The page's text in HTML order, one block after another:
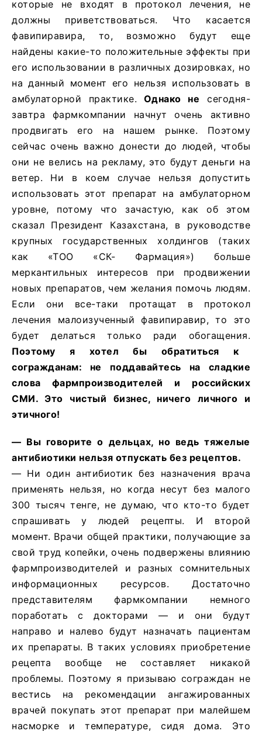
которые не входят в протокол лечения, не
должны приветствоваться. Что касается
фавипиравира, то, возможно будут еще
найдены какие-то положительные эффекты при
его использовании в различных дозировках, но
на данный момент его нельзя использовать в
амбулаторной практике. Однако не сегодня-
завтра фармкомпании начнут очень активно
продвигать его на нашем рынке. Поэтому
сейчас очень важно донести до людей, чтобы
они не велись на рекламу, это будут деньги на
ветер. Ни в коем случае нельзя допустить
использовать этот препарат на амбулаторном
уровне, потому что зачастую, как об этом
сказал Президент Казахстана, в руководстве
крупных государственных холдингов (таких
как «ТОО «СК- Фармация») больше
меркантильных интересов при продвижении
новых препаратов, чем желания помочь людям.
Если они все-таки протащат в протокол
лечения малоизученный фавипиравир, то это
будет делаться только ради обогащения.
Поэтому я хотел бы обратиться к
согражданам: не поддавайтесь на сладкие
слова фармпроизводителей и российских
СМИ. Это чистый бизнес, ничего личного и
этичного!
— Вы говорите о дельцах, но ведь тяжелые
антибиотики нельзя отпускать без рецептов.
— Ни один антибиотик без назначения врача
применять нельзя, но когда несут без малого
300 тысяч тенге, не думаю, что кто-то будет
спрашивать у людей рецепты. И второй
момент. Врачи общей практики, получающие за
свой труд копейки, очень подвержены влиянию
фармпроизводителей и разных сомнительных
информационных ресурсов. Достаточно
представителям фармкомпании немного
поработать с докторами — и они будут
направо и налево будут назначать пациентам
их препараты. В таких условиях приобретение
рецепта вообще не составляет никакой
проблемы. Поэтому я призываю сограждан не
вестись на рекомендации ангажированных
врачей покупать этот препарат при малейшем
насморке и температуре, сидя дома. Это